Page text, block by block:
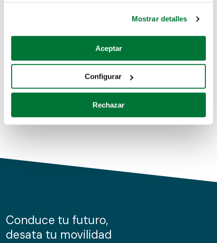
Si lo permite, también quisiéramos:
Recopilar información sobre su ubicación geográfica
Identificar su dispositivo analizándolo activamente
para buscar características específicas (huellas
Obtenga más información sobre cómo se procesan sus
de cookies.
información sobre el uso que haga del sitio web con
nuestros partners de redes sociales, publicidad y análisis
Mostrar detalles
Aceptar
Configurar
Rechazar
Coches de segunda mano
Coches de km0
Conduce tu futuro,
desata tu movilidad